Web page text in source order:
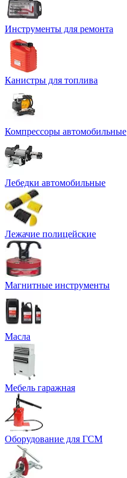
Инструменты для ремонта
Канистры для топлива
Компрессоры автомобильные
Лебедки автомобильные
Лежачие полицейские
Магнитные инструменты
Масла
Мебель гаражная
Оборудование для ГСМ